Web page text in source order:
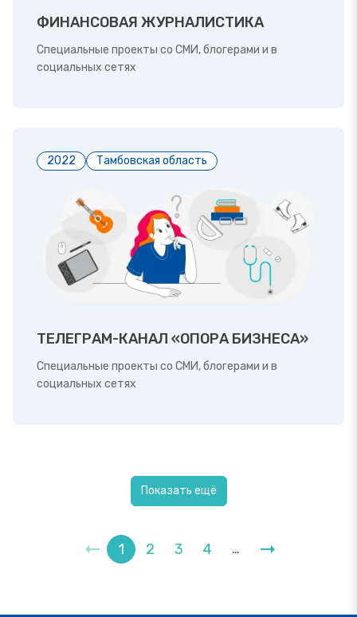
ФИНАНСОВАЯ ЖУРНАЛИСТИКА
Специальные проекты со СМИ, блогерами и в
социальных сетях
2022 Тамбовская область
ТЕЛЕГРАМ-КАНАЛ «ОПОРА БИЗНЕСА»
Специальные проекты со СМИ, блогерами и в
социальных сетях
Показать ещё
1 2 3 4 …